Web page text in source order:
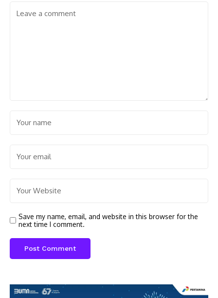
Save my name, email, and website in this browser for the
next time I comment.